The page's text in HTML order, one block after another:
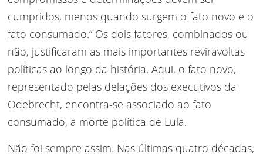
cumpridos, menos quando surgem o fato novo e o
fato consumado.” Os dois fatores, combinados ou
não, justificaram as mais importantes reviravoltas
políticas ao longo da história. Aqui, o fato novo,
representado pelas delações dos executivos da
Odebrecht, encontra-se associado ao fato
consumado, a morte política de Lula.
Não foi sempre assim. Nas últimas quatro décadas,